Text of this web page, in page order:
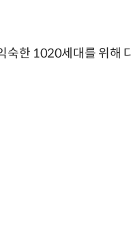
숙한 1020세대를 위해